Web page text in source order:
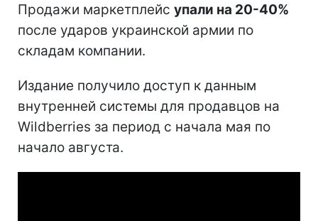
Продажи маркетплейс упали на 20-40%
после ударов украинской армии по
складам компании.
Издание получило доступ к данным
внутренней системы для продавцов на
Wildberries за период с начала мая по
начало августа.